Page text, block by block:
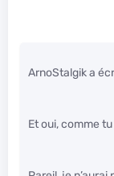
ArnoStalgik a
Et oui, comme